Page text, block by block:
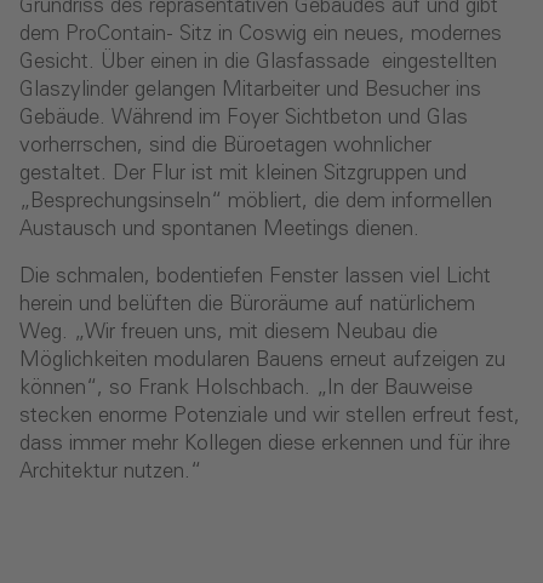
Grundriss des repräsentativen Gebäudes auf und gibt
dem ProContain- Sitz in Coswig ein neues, modernes
Gesicht. Über einen in die Glasfassade eingestellten
Glaszylinder gelangen Mitarbeiter und Besucher ins
Gebäude. Während im Foyer Sichtbeton und Glas
vorherrschen, sind die Büroetagen wohnlicher
gestaltet. Der Flur ist mit kleinen Sitzgruppen und
„Besprechungsinseln“ möbliert, die dem informellen
Austausch und spontanen Meetings dienen.
Die schmalen, bodentiefen Fenster lassen viel Licht
herein und belüften die Büroräume auf natürlichem
Weg. „Wir freuen uns, mit diesem Neubau die
Möglichkeiten modularen Bauens erneut aufzeigen zu
können“, so Frank Holschbach. „In der Bauweise
stecken enorme Potenziale und wir stellen erfreut fest,
dass immer mehr Kollegen diese erkennen und für ihre
Architektur nutzen.“